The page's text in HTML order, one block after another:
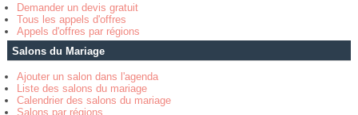
Demander un devis gratuit
Tous les appels d'offres
Appels d'offres par régions
Salons du Mariage
Ajouter un salon dans l'agenda
Liste des salons du mariage
Calendrier des salons du mariage
Salons par régions